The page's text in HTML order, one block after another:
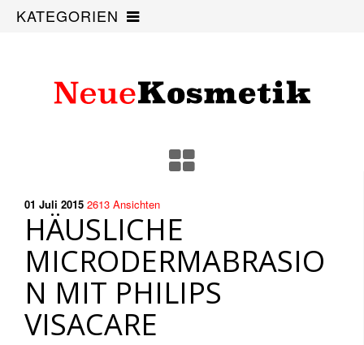
KATEGORIEN
01 Juli 2015 2613 Ansichten
HÄUSLICHE
MICRODERMABRASIO
N MIT PHILIPS
VISACARE